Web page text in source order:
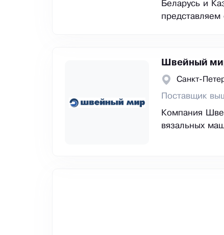
Беларусь и
Швейный
Санкт-
Поставщик
Компания
вязальных